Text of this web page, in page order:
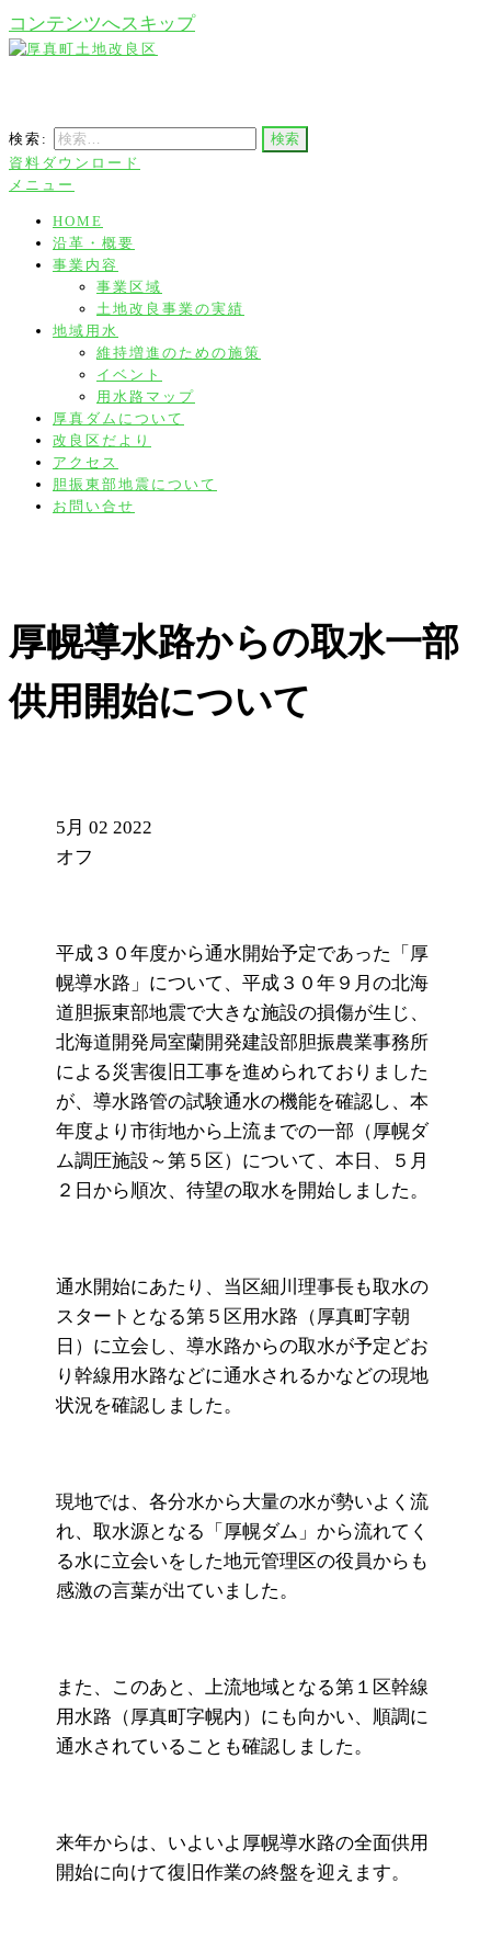
コンテンツへスキップ
検索:
資料ダウンロード
メニュー
HOME
沿革・概要
事業内容
事業区域
土地改良事業の実績
地域用水
維持増進のための施策
イベント
用水路マップ
厚真ダムについて
改良区だより
アクセス
胆振東部地震について
お問い合せ
厚幌導水路からの取水一部
供用開始について
5月02 2022
オフ
平成３０年度から通水開始予定であった「厚
幌導水路」について、平成３０年９月の北海
道胆振東部地震で大きな施設の損傷が生じ、
北海道開発局室蘭開発建設部胆振農業事務所
による災害復旧工事を進められておりました
が、導水路管の試験通水の機能を確認し、本
年度より市街地から上流までの一部（厚幌ダ
ム調圧施設～第５区）について、本日、５月
２日から順次、待望の取水を開始しました。
通水開始にあたり、当区細川理事長も取水の
スタートとなる第５区用水路（厚真町字朝
日）に立会し、導水路からの取水が予定どお
り幹線用水路などに通水されるかなどの現地
状況を確認しました。
現地では、各分水から大量の水が勢いよく流
れ、取水源となる「厚幌ダム」から流れてく
る水に立会いをした地元管理区の役員からも
感激の言葉が出ていました。
また、このあと、上流地域となる第１区幹線
用水路（厚真町字幌内）にも向かい、順調に
通水されていることも確認しました。
来年からは、いよいよ厚幌導水路の全面供用
開始に向けて復旧作業の終盤を迎えます。